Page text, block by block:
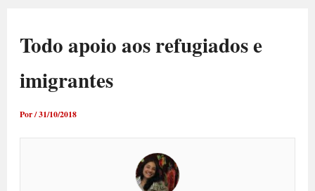
Todo apoio aos refugiados e
imigrantes
Por/31/10/2018